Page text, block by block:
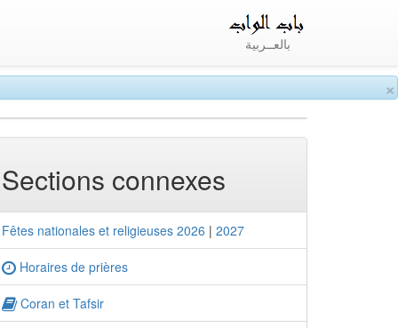
×
بالعــربية
Sections connexes
Fêtes nationales et religieuses 2026 | 2027
Horaires de prières
Coran et Tafsir